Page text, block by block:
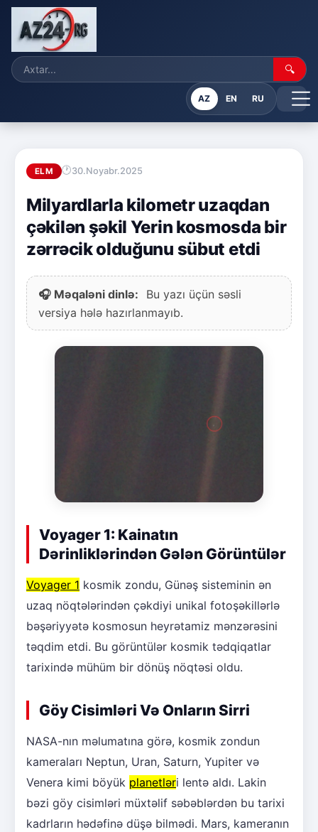
🔍
AZ EN RU
ELM 30.Noyabr.2025
Milyardlarla kilometr uzaqdan
çəkilən şəkil Yerin kosmosda bir
zərrəcik olduğunu sübut etdi
🎧 Məqaləni dinlə:
Bu yazı üçün səsli
versiya hələ hazırlanmayıb.
Voyager 1: Kainatın
Dərinliklərindən Gələn Görüntülər
Voyager 1 kosmik zondu, Günəş sisteminin ən
uzaq nöqtələrindən çəkdiyi unikal fotoşəkillərlə
bəşəriyyətə kosmosun heyrətamiz mənzərəsini
təqdim etdi. Bu görüntülər kosmik tədqiqatlar
tarixində mühüm bir dönüş nöqtəsi oldu.
Göy Cisimləri Və Onların Sirri
NASA-nın məlumatına görə, kosmik zondun
kameraları Neptun, Uran, Saturn, Yupiter və
Venera kimi böyük planetləri lentə aldı. Lakin
bəzi göy cisimləri müxtəlif səbəblərdən bu tarixi
kadrların hədəfinə düşə bilmədi. Mars, kameranın